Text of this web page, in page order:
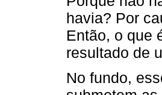
havia? Por
Então, o que
resultado de
No fundo,